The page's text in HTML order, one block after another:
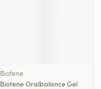
Biotene
Biotene Oralbalance Gel